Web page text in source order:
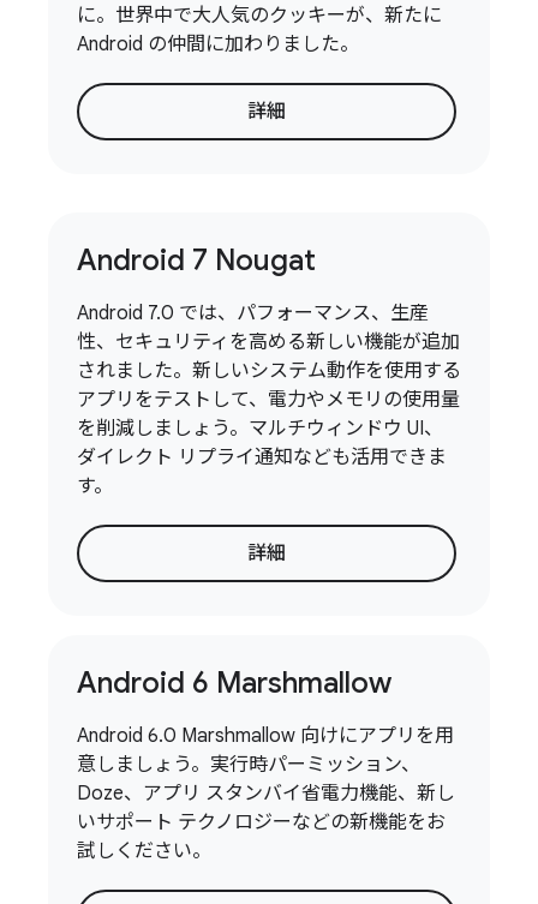
に。世界中で大人気のクッキーが、新たに
Android の仲間に加わりました。
詳細
Android 7 Nougat
Android 7.0 では、パフォーマンス、生産
性、セキュリティを高める新しい機能が追加
されました。新しいシステム動作を使用する
アプリをテストして、電力やメモリの使用量
を削減しましょう。マルチウィンドウ UI、
ダイレクト リプライ通知なども活用できま
す。
詳細
Android 6 Marshmallow
Android 6.0 Marshmallow 向けにアプリを用
意しましょう。実行時パーミッション、
Doze、アプリ スタンバイ省電力機能、新し
いサポート テクノロジーなどの新機能をお
試しください。